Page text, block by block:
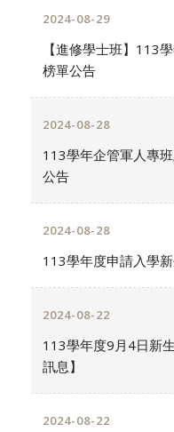
2024-08-29
【進修學士班】113
榜單公告
2024-08-28
113學年企管軍人專
公告
2024-08-28
113學年度申請入學
2024-08-22
113學年度9月4日新
訊息】
2024-08-22